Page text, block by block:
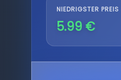
NIEDRIGSTER PREIS
5.99 €